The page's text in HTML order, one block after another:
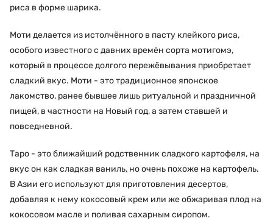
риса в форме шарика.
Моти делается из истолчённого в пасту клейкого риса,
особого известного с давних времён сорта мотигомэ,
который в процессе долгого пережёвывания приобретает
сладкий вкус. Моти - это традиционное японское
лакомство, ранее бывшее лишь ритуальной и праздничной
пищей, в частности на Новый год, а затем ставшей и
повседневной.
Таро - это ближайший родственник сладкого картофеля, на
вкус он как сладкая ваниль, но очень похоже на картофель.
В Азии его используют для приготовления десертов,
добавляя к нему кокосовый крем или же обжаривая плод на
кокосовом масле и поливая сахарным сиропом.